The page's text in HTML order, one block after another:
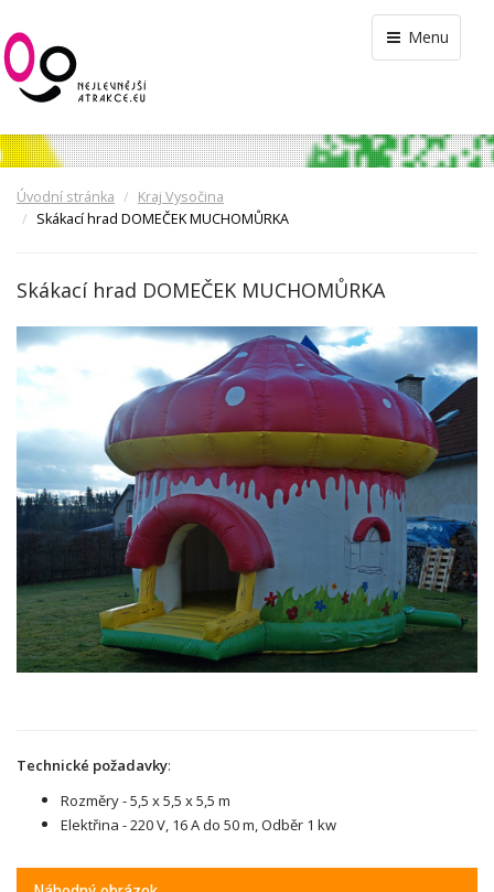
Menu
Úvodní stránka
Kraj Vysočina
Skákací hrad DOMEČEK MUCHOMŮRKA
Skákací hrad DOMEČEK MUCHOMŮRKA
Technické požadavky:
Rozměry - 5,5 x 5,5 x 5,5 m
Elektřina - 220 V, 16 A do 50 m, Odběr 1 kw